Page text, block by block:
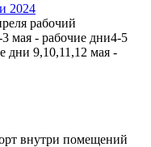
2024
рабочий
мая - рабочие дни4-5
дни 9,10,11,12 мая -
внутри помещений